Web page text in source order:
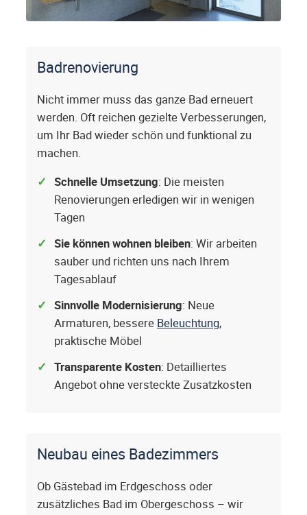
Badrenovierung
Nicht immer muss das ganze Bad erneuert
werden. Oft reichen gezielte Verbesserungen,
um Ihr Bad wieder schön und funktional zu
machen.
Schnelle Umsetzung: Die meisten
Renovierungen erledigen wir in wenigen
Tagen
Sie können wohnen bleiben: Wir arbeiten
sauber und richten uns nach Ihrem
Tagesablauf
Sinnvolle Modernisierung: Neue
Armaturen, bessere Beleuchtung,
praktische Möbel
Transparente Kosten: Detailliertes
Angebot ohne versteckte Zusatzkosten
Neubau eines Badezimmers
Ob Gästebad im Erdgeschoss oder
zusätzliches Bad im Obergeschoss – wir